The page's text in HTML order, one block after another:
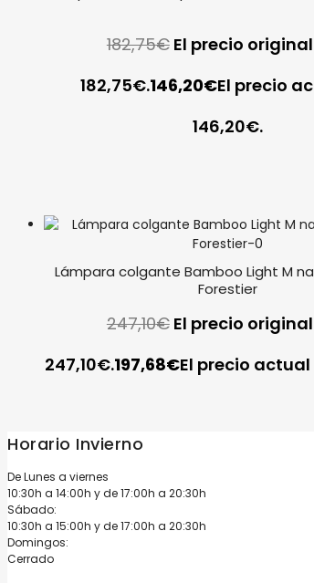
182,75€ El precio
182,75€.146,20€El precio
146,20€.
Lámpara colgante Bamboo Light M
Forestier
247,10€ El precio
247,10€.197,68€El precio actual
Horario Invierno
De Lunes a viernes
10:30h a 14:00h y de 17:00h a 20:30h
Sábado:
10:30h a 15:00h y de 17:00h a 20:30h
Domingos:
Cerrado